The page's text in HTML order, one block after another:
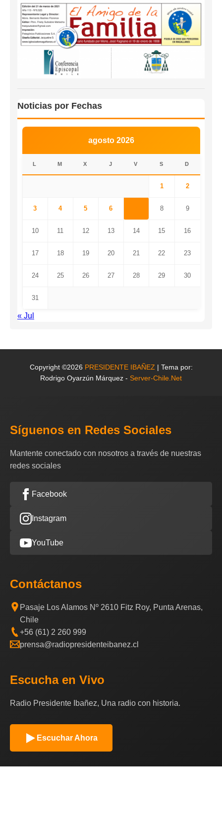
Noticias por Fechas
agosto 2026
L M X J V S D
1 2
3 4 5 6 8 9
10 11 12 13 14 15 16
17 18 19 20 21 22 23
24 25 26 27 28 29 30
31
« Jul
Copyright ©2026 PRESIDENTE IBAÑEZ | Tema por:
Rodrigo Oyarzún Márquez - Server-Chile.Net
Síguenos en Redes Sociales
Mantente conectado con nosotros a través de nuestras
redes sociales
Facebook
Instagram
YouTube
Contáctanos
Pasaje Los Alamos Nº 2610 Fitz Roy, Punta Arenas,
Chile
+56 (61) 2 260 999
prensa@radiopresidenteibanez.cl
Escucha en Vivo
Radio Presidente Ibañez, Una radio con historia.
Escuchar Ahora